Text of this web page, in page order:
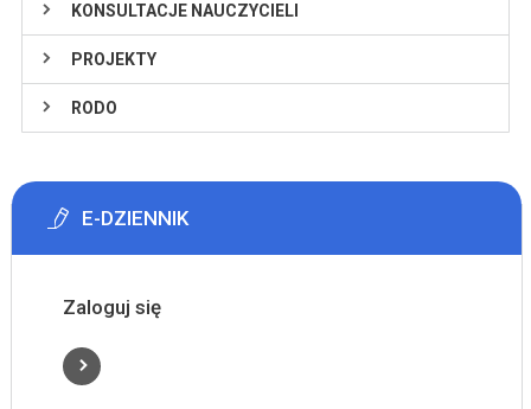
KONSULTACJE NAUCZYCIELI
PROJEKTY
RODO
E-DZIENNIK
Zaloguj się